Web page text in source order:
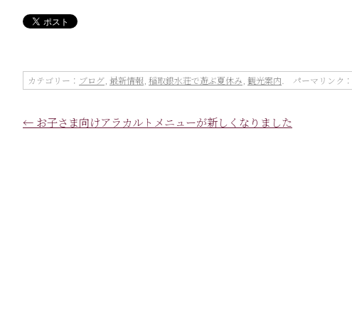
カテゴリー： ブログ 最新情報 稲取銀水荘で遊ぶ夏休み 観光案内 . パーマリンク：
← お子さま向けアラカルトメニューが新しくなりました